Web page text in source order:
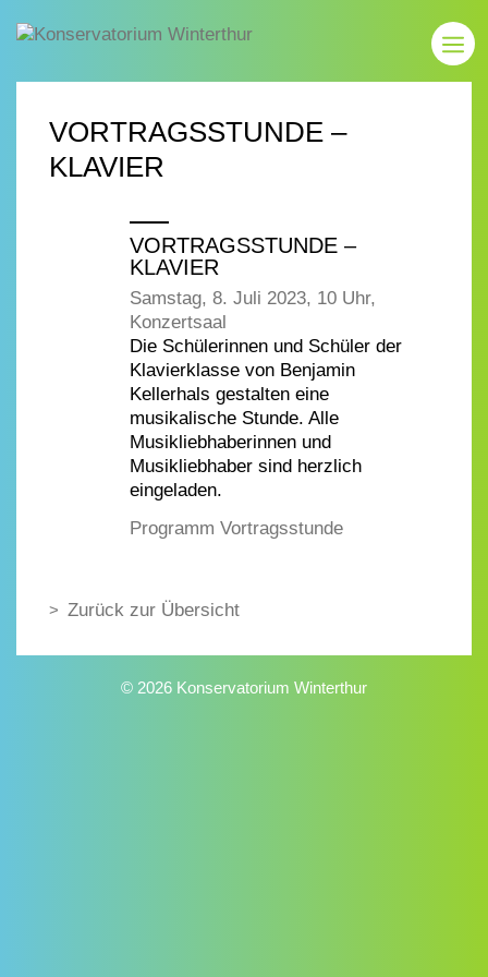
VORTRAGSSTUNDE –
KLAVIER
VORTRAGSSTUNDE –
KLAVIER
Samstag, 8. Juli 2023, 10 Uhr,
Konzertsaal
Die Schülerinnen und Schüler der
Klavierklasse von Benjamin
Kellerhals gestalten eine
musikalische Stunde. Alle
Musikliebhaberinnen und
Musikliebhaber sind herzlich
eingeladen.
Programm Vortragsstunde
Zurück zur Übersicht
© 2026 Konservatorium Winterthur